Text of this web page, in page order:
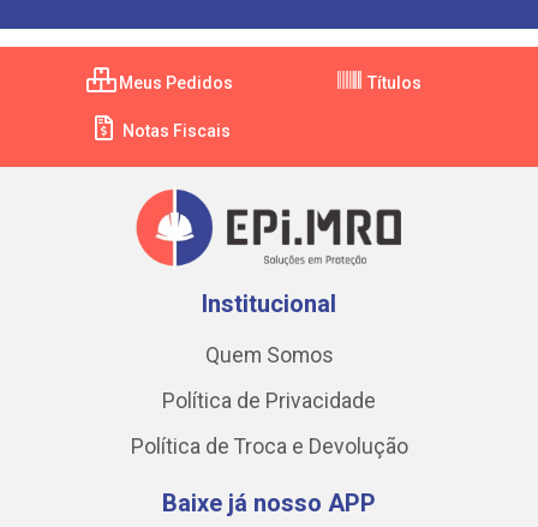
Meus Pedidos Títulos
Notas Fiscais
Institucional
Quem Somos
Política de Privacidade
Política de Troca e Devolução
Baixe já nosso APP